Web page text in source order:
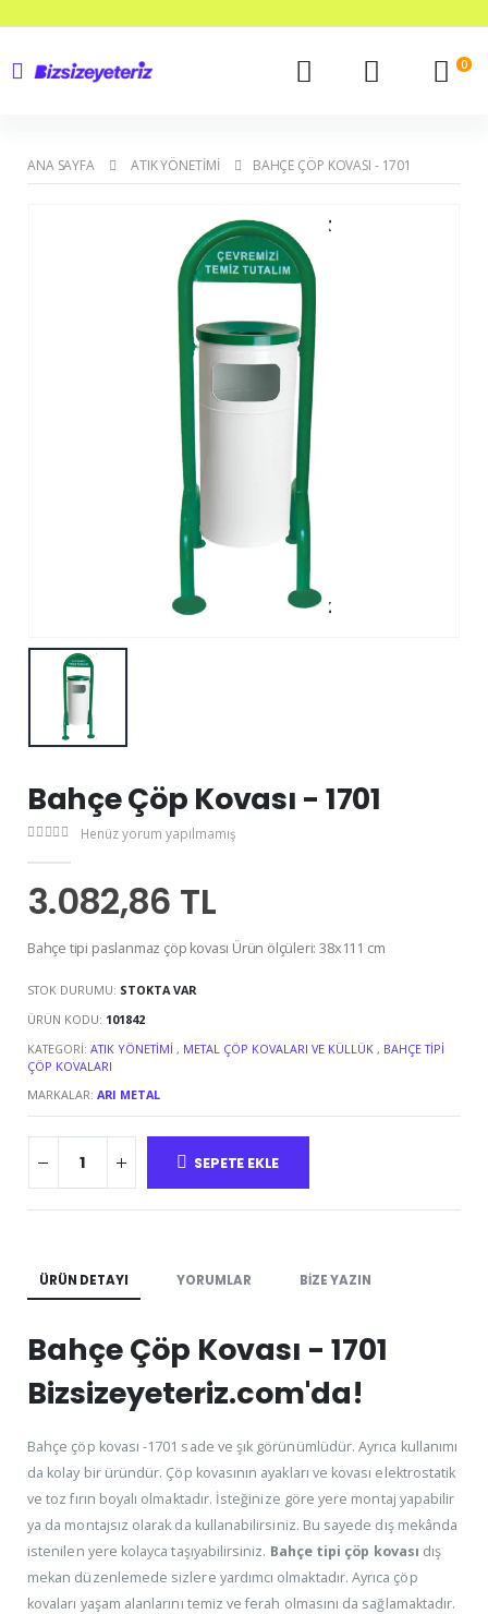
0
ANA SAYFA ATIK YÖNETIMI BAHÇE ÇÖP KOVASI - 1701
Bahçe Çöp Kovası - 1701
Henüz yorum yapılmamış
3.082,86 TL
Bahçe tipi paslanmaz çöp kovası Ürün ölçüleri: 38x111 cm
STOK DURUMU: STOKTA VAR
ÜRÜN KODU: 101842
KATEGORI:ATIK YÖNETIMI , METAL ÇÖP KOVALARI VE KÜLLÜK , BAHÇE TIPI
ÇÖP KOVALARI
MARKALAR:ARI METAL
SEPETE EKLE
ÜRÜN DETAYI YORUMLAR BIZE YAZIN
Bahçe Çöp Kovası - 1701
Bizsizeyeteriz.com'da!
Bahçe çöp kovası -1701 sade ve şık görünümlüdür. Ayrıca kullanımı
da kolay bir üründür. Çöp kovasının ayakları ve kovası elektrostatik
ve toz fırın boyalı olmaktadır. İsteğinize göre yere montaj yapabilir
ya da montajsız olarak da kullanabilirsiniz. Bu sayede dış mekânda
istenilen yere kolayca taşıyabilirsiniz. Bahçe tipi çöp kovası dış
mekan düzenlemede sizlere yardımcı olmaktadır. Ayrıca çöp
kovaları yaşam alanlarını temiz ve ferah olmasını da sağlamaktadır.